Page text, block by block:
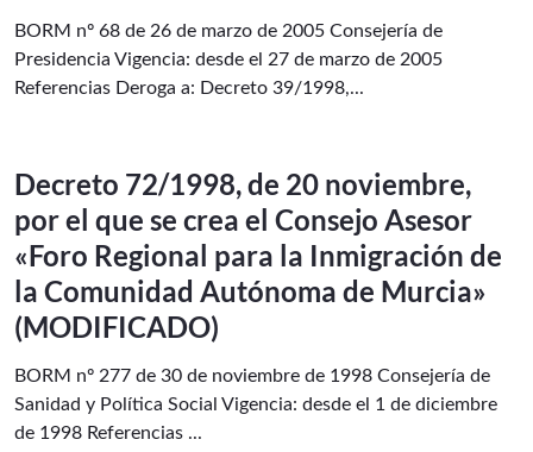
BORM nº 68 de 26 de marzo de 2005 Consejería de
Presidencia Vigencia: desde el 27 de marzo de 2005
Referencias Deroga a: Decreto 39/1998,...
Decreto 72/1998, de 20 noviembre,
por el que se crea el Consejo Asesor
«Foro Regional para la Inmigración de
la Comunidad Autónoma de Murcia»
(MODIFICADO)
BORM nº 277 de 30 de noviembre de 1998 Consejería de
Sanidad y Política Social Vigencia: desde el 1 de diciembre
de 1998 Referencias ...